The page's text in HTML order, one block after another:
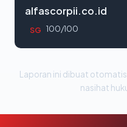
alfascorpii.co.id
SG 100/100
Laporan ini dibuat otomatis
nasihat